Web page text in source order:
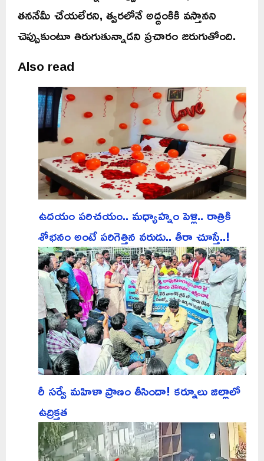
తననేమీ చేయలేరని, త్వరలోనే అద్దంకికి వస్తానని
చెప్పుకుంటూ తిరుగుతున్నాడని ప్రచారం జరుగుతోంది.
Also read
ఉదయం పరిచయం.. మధ్యాహ్నం పెళ్లి.. రాత్రికి
శోభనం అంటే పరిగెత్తిన వరుడు.. తీరా చూస్తే..!
రీ సర్వే మహిళా ప్రాణం తీసిందా! కర్నూలు జిల్లాలో
ఉద్రిక్తత